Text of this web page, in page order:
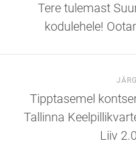
Tere tulemast
kodulehele!
Tipptasemel
Tallinna
Liiv